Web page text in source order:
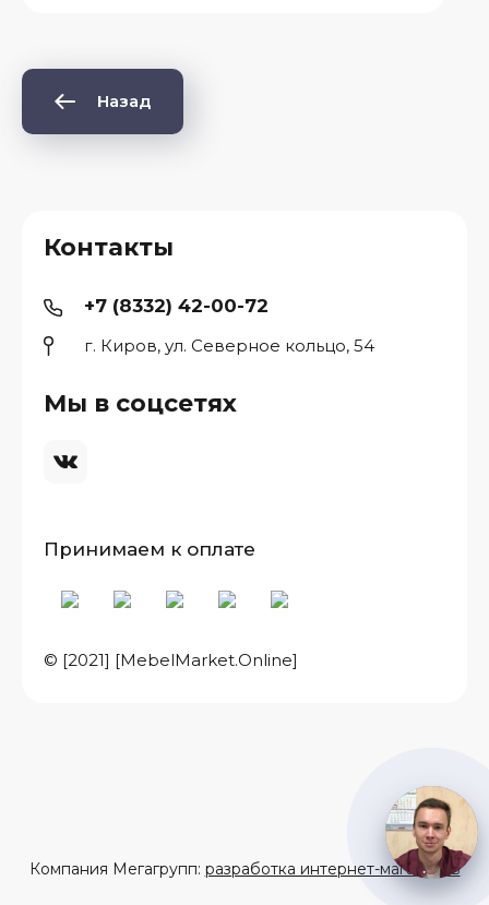
Назад
© [2021] [MebelMarket.Online]
Контакты
+7 (8332) 42-00-72
г. Киров, ул. Северное кольцо, 54
Мы в соцсетях
Принимаем к оплате
Компания Мегагрупп: разработка интернет-магазинов